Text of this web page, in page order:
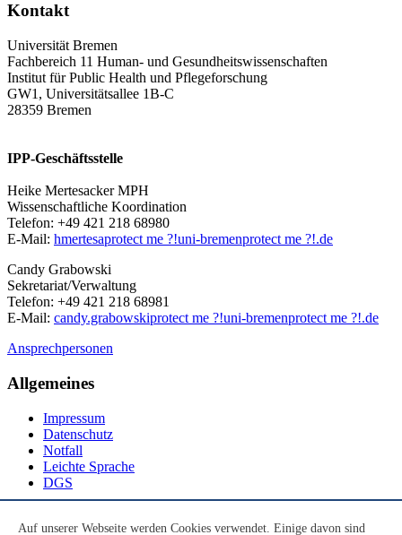
Kontakt
Universität Bremen
Fachbereich 11 Human- und Gesundheitswissenschaften
Institut für Public Health und Pflegeforschung
GW1, Universitätsallee 1B-C
28359 Bremen
IPP-Geschäftsstelle
Heike Mertesacker MPH
Wissenschaftliche Koordination
Telefon: +49 421 218 68980
E-Mail: hmertesaprotect me ?!uni-bremenprotect me ?!.de
Candy Grabowski
Sekretariat/Verwaltung
Telefon: +49 421 218 68981
E-Mail: candy.grabowskiprotect me ?!uni-bremenprotect me ?!.de
Ansprechpersonen
Allgemeines
Impressum
Datenschutz
Notfall
Leichte Sprache
DGS
Auf unserer Webseite werden Cookies verwendet. Einige davon sind